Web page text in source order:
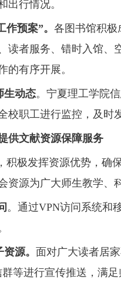
出行情况。
作预案”。各图书馆积极
读者服务、错时入馆
的有序开展。
生动态。宁夏理工学院
校职工进行监控，及时
供文献资源保障服务
极发挥资源优势，确
资源为广大师生教学、
。通过VPN访问系统和
资源。面对广大读者居
等进行宣传推送，满